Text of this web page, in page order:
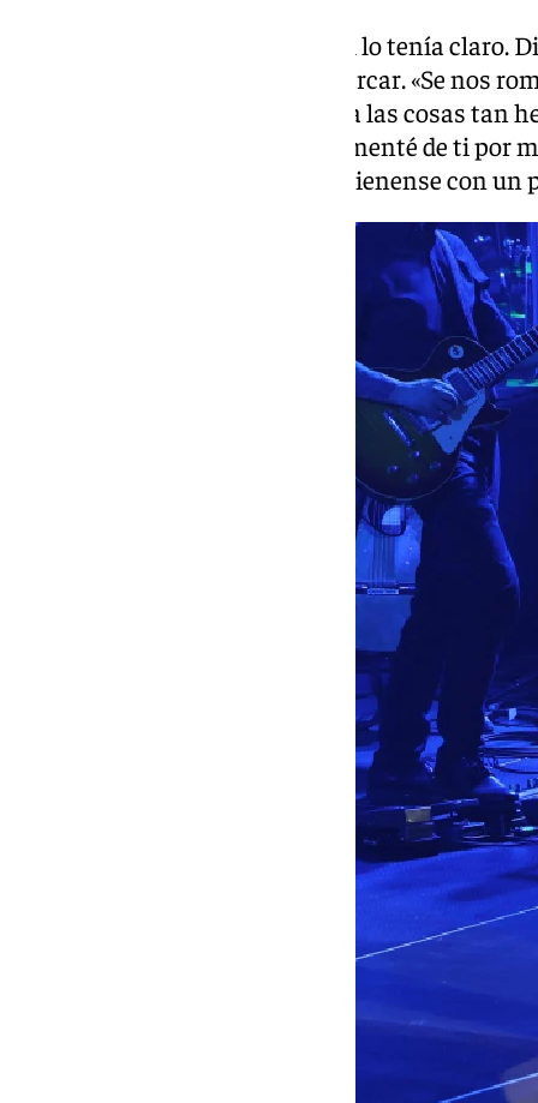
Con sus trece músicos, Raphael lo tenía claro.
de otro de sus temas para enmarcar. «Se nos
jamás pudo existir tanta belleza las cosas tan
una flor dos primaveras, me alimenté de ti por
vivos como fieras…”, cantaba el jienense con